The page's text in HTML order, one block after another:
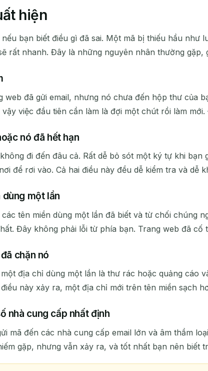
Xóa đã chọn Thay đổi Email
CHỦ ĐỀ
Đang chờ email
hiện
bạn biết điều gì đã sai. Một mã bị thiếu hầu
rất nhanh. Đây là những nguyên nhân thường gặp,
đã gửi email, nhưng nó chưa đến hộp thư của
việc đầu tiên cần làm là đợi một chút rồi làm
nó đã hết hạn
đi đến đâu cả. Rất dễ bỏ sót một ký tự khi
để rơi vào. Cả hai điều này đều dễ kiểm tra và dễ
một lần
tên miền dùng một lần đã biết và từ chối chúng
Đây không phải lỗi từ phía bạn. Trang web đã cố
chặn nó
địa chỉ dùng một lần là thư rác hoặc quảng cáo
này xảy ra, một địa chỉ mới trên tên miền sạch
nhà cung cấp nhất định
mã đến các nhà cung cấp email lớn và âm thầm
gặp, nhưng vẫn xảy ra, và tốt nhất bạn nên biết